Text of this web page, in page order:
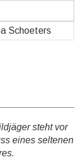
steht vor
eines seltenen